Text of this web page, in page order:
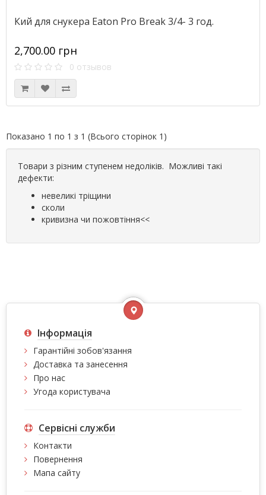
Кий для снукера Eaton Pro Break 3/4- 3 год.
2,700.00 грн
0 отзывов
Показано 1 по 1 з 1 (Всього сторінок 1)
Товари з різним ступенем недоліків. Можливі такі
дефекти:
невеликі тріщини
сколи
кривизна чи пожовтіння<<
Інформація
Гарантійні зобов'язання
Доставка та занесення
Про нас
Угода користувача
Сервісні служби
Контакти
Повернення
Мапа сайту